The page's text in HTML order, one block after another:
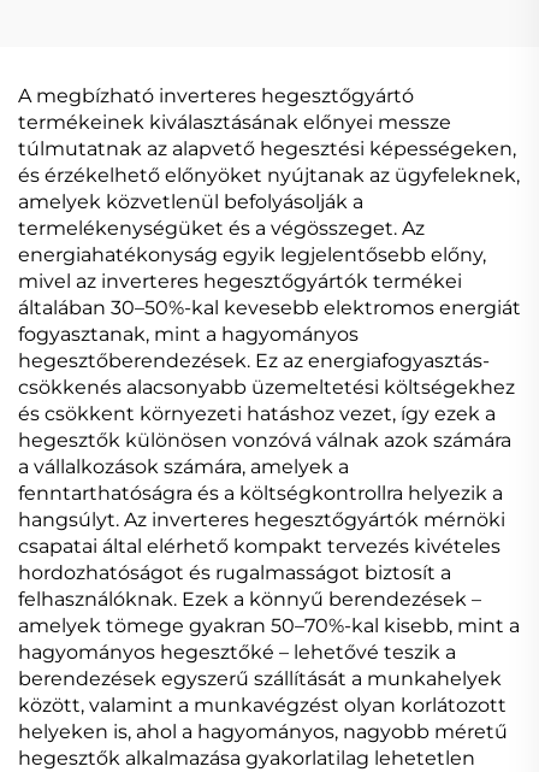
Egypulzusos
Szinergetikus Mig
Hegesztőgép
A megbízható inverteres hegesztőgyártó
termékeinek kiválasztásának előnyei messze
túlmutatnak az alapvető hegesztési képességeken,
és érzékelhető előnyöket nyújtanak az ügyfeleknek,
amelyek közvetlenül befolyásolják a
termelékenységüket és a végösszeget. Az
energiahatékonyság egyik legjelentősebb előny,
mivel az inverteres hegesztőgyártók termékei
általában 30–50%-kal kevesebb elektromos energiát
fogyasztanak, mint a hagyományos
hegesztőberendezések. Ez az energiafogyasztás-
csökkenés alacsonyabb üzemeltetési költségekhez
és csökkent környezeti hatáshoz vezet, így ezek a
hegesztők különösen vonzóvá válnak azok számára
a vállalkozások számára, amelyek a
fenntarthatóságra és a költségkontrollra helyezik a
hangsúlyt. Az inverteres hegesztőgyártók mérnöki
csapatai által elérhető kompakt tervezés kivételes
hordozhatóságot és rugalmasságot biztosít a
felhasználóknak. Ezek a könnyű berendezések –
amelyek tömege gyakran 50–70%-kal kisebb, mint a
hagyományos hegesztőké – lehetővé teszik a
berendezések egyszerű szállítását a munkahelyek
között, valamint a munkavégzést olyan korlátozott
helyeken is, ahol a hagyományos, nagyobb méretű
hegesztők alkalmazása gyakorlatilag lehetetlen